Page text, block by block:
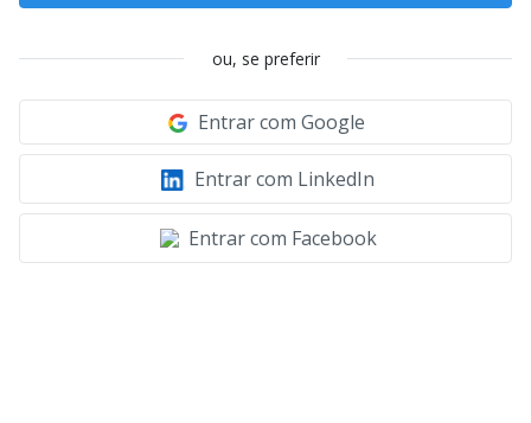
ou, se preferir
Entrar com Google
Entrar com LinkedIn
Entrar com Facebook